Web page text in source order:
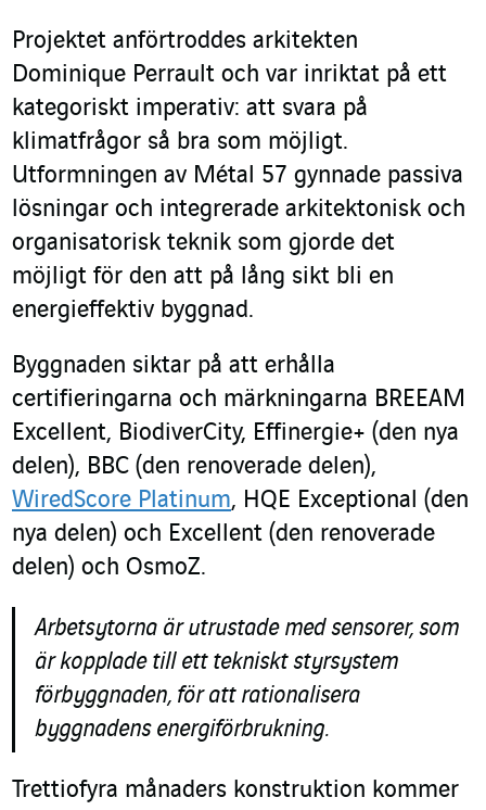
Projektet anförtroddes arkitekten
Dominique Perrault och var inriktat på ett
kategoriskt imperativ: att svara på
klimatfrågor så bra som möjligt.
Utformningen av Métal 57 gynnade passiva
lösningar och integrerade arkitektonisk och
organisatorisk teknik som gjorde det
möjligt för den att på lång sikt bli en
energieffektiv byggnad.
Byggnaden siktar på att erhålla
certifieringarna och märkningarna BREEAM
Excellent, BiodiverCity, Effinergie+ (den nya
delen), BBC (den renoverade delen),
WiredScore Platinum, HQE Exceptional (den
nya delen) och Excellent (den renoverade
delen) och OsmoZ.
Arbetsytorna är utrustade med sensorer, som
är kopplade till ett tekniskt styrsystem
förbyggnaden, för att rationalisera
byggnadens energiförbrukning.
Trettiofyra månaders konstruktion kommer